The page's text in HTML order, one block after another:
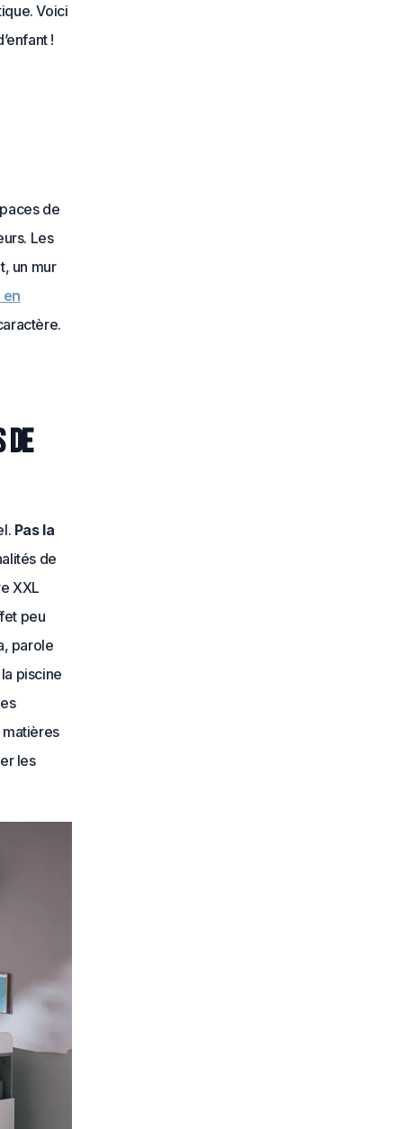
Voici
!
de
Les
un mur
de
Pas la
de
XXL
peu
parole
piscine
les